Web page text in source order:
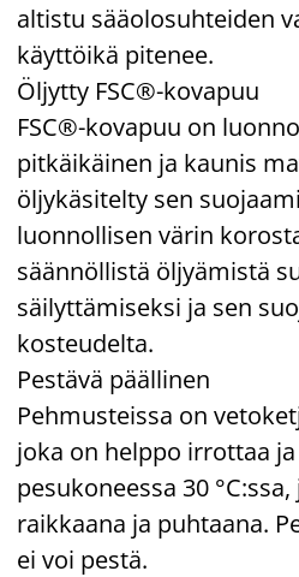
altistu sääolosuhteiden
käyttöikä pitenee.
Öljytty FSC®-kovapuu
FSC®-kovapuu on
pitkäikäinen ja kaunis
öljykäsitelty sen
luonnollisen värin
säännöllistä öljyämistä
säilyttämiseksi ja sen
kosteudelta.
Pestävä päällinen
Pehmusteissa on
joka on helppo irrottaa
pesukoneessa 30
raikkaana ja puhtaana.
ei voi pestä.